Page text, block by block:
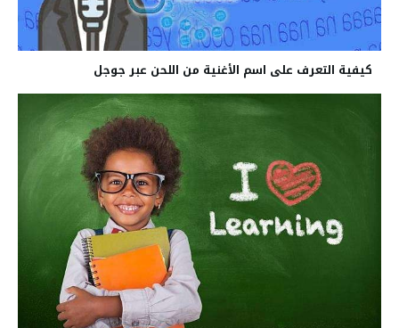
كيفية التعرف على اسم الأغنية من اللحن عبر جوجل